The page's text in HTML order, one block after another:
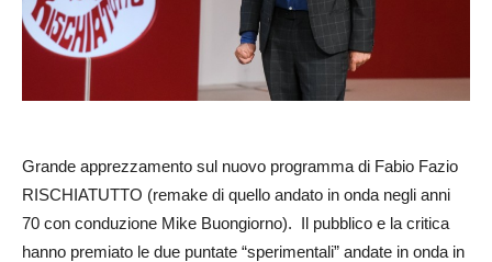
Grande apprezzamento sul nuovo programma di Fabio Fazio
RISCHIATUTTO (remake di quello andato in onda negli anni
70 con conduzione Mike Buongiorno). Il pubblico e la critica
hanno premiato le due puntate “sperimentali” andate in onda in